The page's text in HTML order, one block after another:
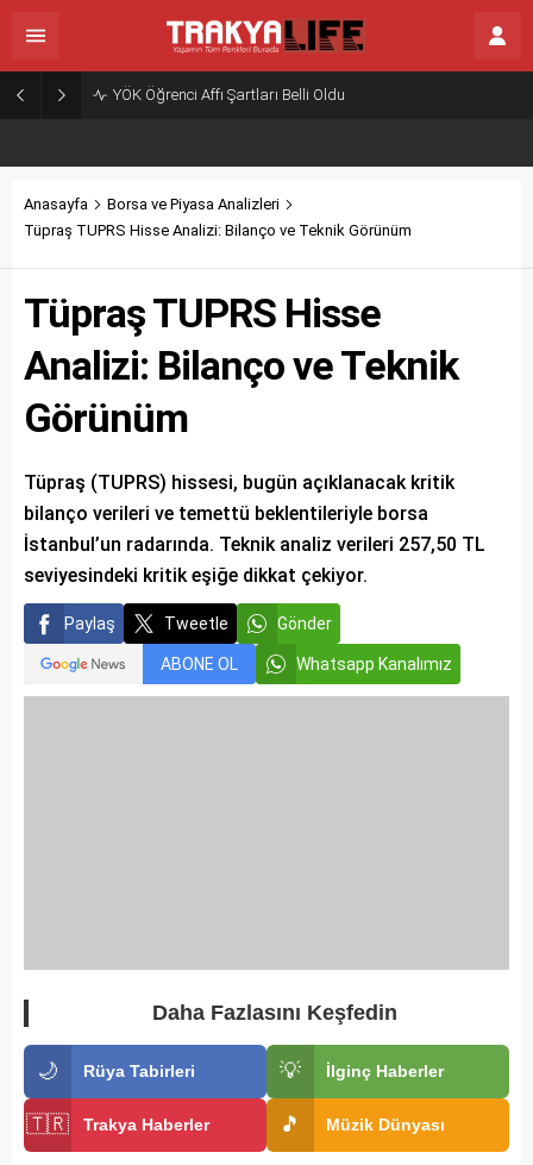
YÖK Öğrenci Affı Şartları Belli Oldu
Anasayfa
Borsa ve Piyasa Analizleri
Tüpraş TUPRS Hisse Analizi: Bilanço ve Teknik Görünüm
Tüpraş TUPRS Hisse
Analizi: Bilanço ve Teknik
Görünüm
Tüpraş (TUPRS) hissesi, bugün açıklanacak kritik
bilanço verileri ve temettü beklentileriyle borsa
İstanbul’un radarında. Teknik analiz verileri 257,50 TL
seviyesindeki kritik eşiğe dikkat çekiyor.
Paylaş Tweetle Gönder
ABONE OL Whatsapp Kanalımız
Daha Fazlasını Keşfedin
🌙 Rüya Tabirleri 💡 İlginç Haberler
🇹🇷 Trakya Haberler 🎵 Müzik Dünyası